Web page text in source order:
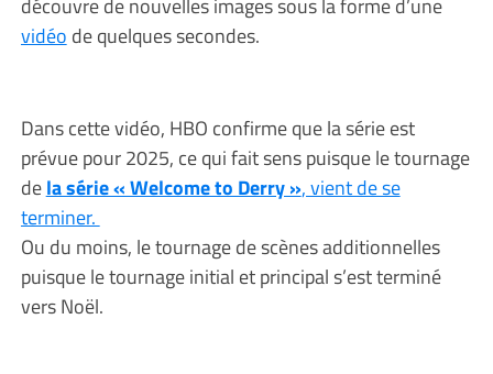
vidéo de quelques secondes.
Dans cette vidéo, HBO confirme que la série est
prévue pour 2025, ce qui fait sens puisque le tournage
dela série « Welcome to Derry », vient de se
terminer.
Ou du moins, le tournage de scènes additionnelles
puisque le tournage initial et principal s’est terminé
vers Noël.